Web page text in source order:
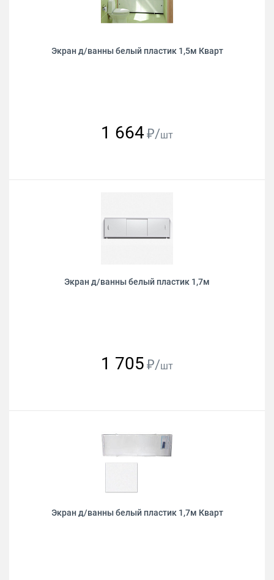
Экран д/ванны белый пластик 1,5м Кварт
1 664₽/шт
Экран д/ванны белый пластик 1,7м
1 705 ₽/шт
Экран д/ванны белый пластик 1,7м Кварт